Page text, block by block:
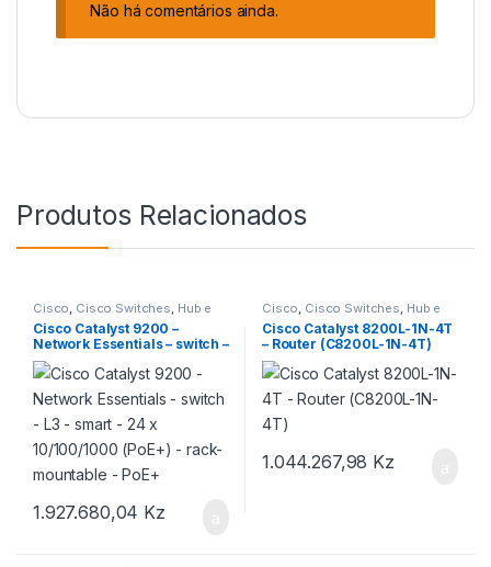
Não há comentários ainda.
Produtos Relacionados
Cisco Cisco Switches Hub e
Switch
Cisco Catalyst 9200 –
Network Essentials – switch –
L3 – smart – 24 x
10/100/1000 (PoE+) – rack-
mountable – PoE+
1.927.680,04 Kz
Cisco Cisco Switches Hub e
Switch
Cisco Catalyst 8200L-1N-4T
– Router (C8200L-1N-4T)
1.044.267,98 Kz